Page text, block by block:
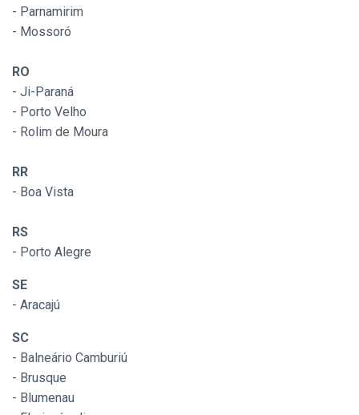
- Parnamirim
- Mossoró
RO
- Ji-Paraná
- Porto Velho
- Rolim de Moura
RR
- Boa Vista
RS
- Porto Alegre
SE
- Aracajú
SC
- Balneário Camburiú
- Brusque
- Blumenau